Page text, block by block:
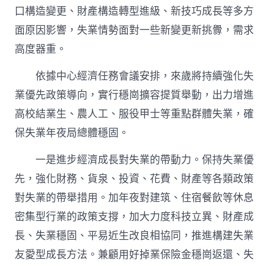
口構造變更、財產構造轉型進級、新技巧成長等多方
面原因影響，失業情勢面對一些新變更新挑釁，需求
高度器重。
依據中心經濟任務會議安排，來歲將持續強化失
業優先政策導向，實行穩崗擴容提質舉動，出力增進
高校結業生、農人工、服役甲士等重點群體失業，確
保失業年夜局總體穩固。
一是進步經濟成長對失業的帶動力。保持失業優
先，強化財務、貨泉、投資、花費、財產等各類政策
對失業的帶舉措用。加年夜對建筑、住宿餐飲等休息
密集型行業的政策支撐，加大力度科技立異、財產成
長、失業穩固、平易近生改良相協同，推進構建失業
友愛型成長方法。兼顧用好掉業保險金穩崗返還、失